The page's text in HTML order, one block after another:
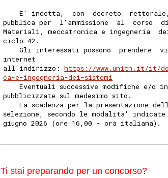
E' indetta,  con  decreto
pubblica per  l'ammissione  al  corso
Materiali, meccatronica e ingegneria
ciclo 42.
Gli interessati possono  prendere
internet
all'indirizzo: https://www.unitn.it/it/
ca-e-ingegneria-dei-sistemi
Eventuali successive modifiche e/o
pubblicizzate sul medesimo sito.
La scadenza per la presentazione
selezione, secondo le modalita'
giugno 2026 (ore 16,00 - ora italiana).
Ti stai preparando per un concorso?